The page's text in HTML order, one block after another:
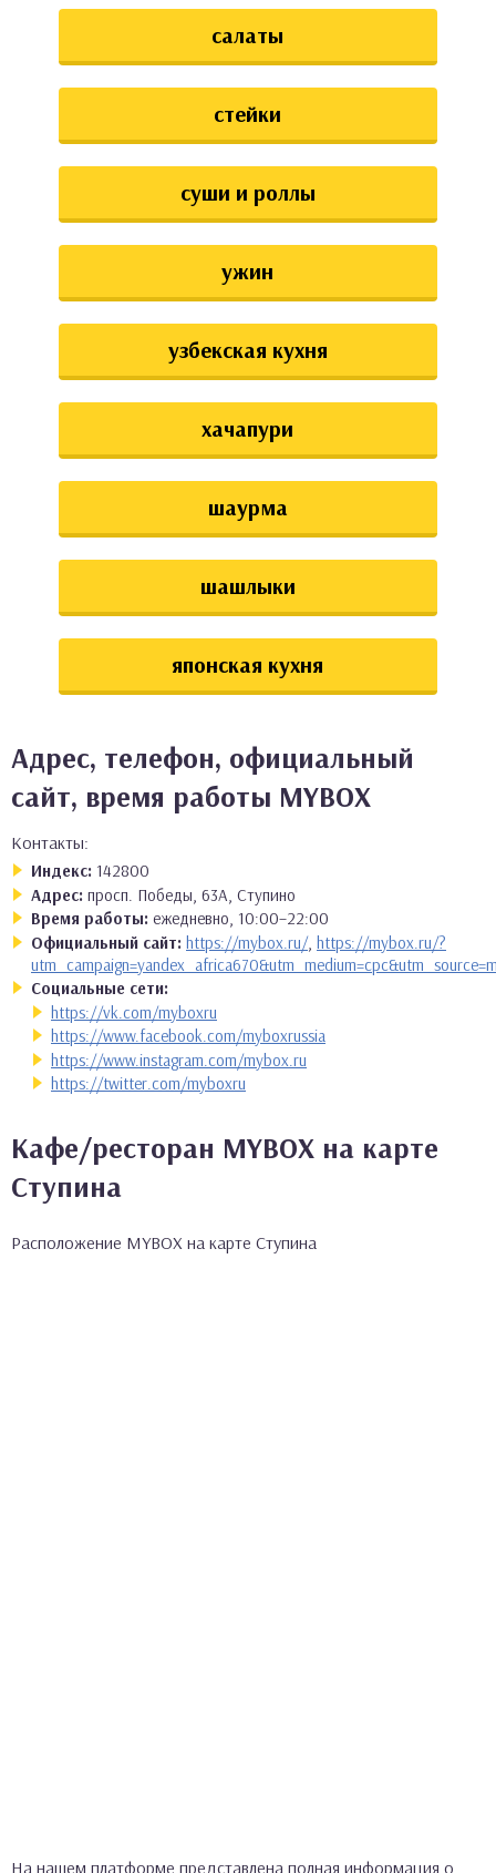
салаты
стейки
суши и роллы
ужин
узбекская кухня
хачапури
шаурма
шашлыки
японская кухня
Адрес, телефон, официальный
сайт, время работы MYBOX
Контакты:
Индекс: 142800
Адрес: просп. Победы, 63А, Ступино
Время работы: ежедневно, 10:00–22:00
Официальный сайт: https://mybox.ru/, https://mybox.ru/?
Социальные сети:
https://vk.com/myboxru
https://www.facebook.com/myboxrussia
https://www.instagram.com/mybox.ru
https://twitter.com/myboxru
Кафе/ресторан MYBOX на карте
Ступина
Расположение MYBOX на карте Ступина
На нашем платформе представлена полная информация о